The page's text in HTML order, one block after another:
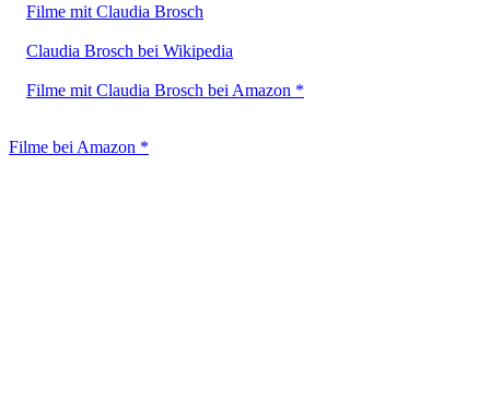
Filme mit Claudia Brosch
Claudia Brosch bei Wikipedia
Filme mit Claudia Brosch bei Amazon *
Filme bei Amazon *